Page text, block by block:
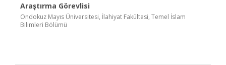
Araştırma Görevlisi
Ondokuz Mayıs Üniversitesi, İlahiyat Fakültesi, Temel İslam
Bilimleri Bölümü